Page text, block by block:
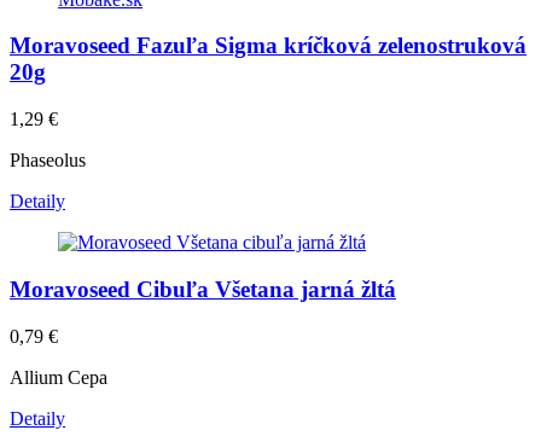
Moravoseed Fazuľa Sigma kríčková zelenostruková
20g
1,29 €
Phaseolus
Detaily
Moravoseed Cibuľa Všetana jarná žltá
0,79 €
Allium Cepa
Detaily